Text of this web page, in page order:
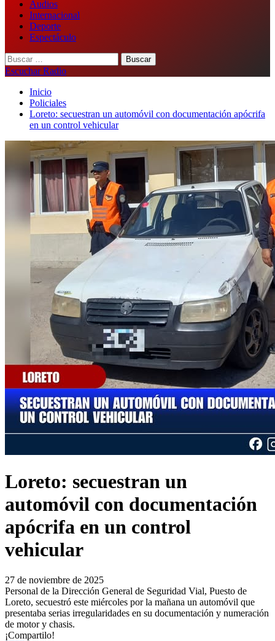
Audios
Internacional
Deporte
Espectáculo
Buscar:
Escuchar Radio
Inicio
Policiales
Loreto: secuestran un automóvil con documentación apócrifa
en un control vehicular
Loreto: secuestran un
automóvil con documentación
apócrifa en un control
vehicular
27 de noviembre de 2025
Personal de la Dirección General de Seguridad Vial, Puesto de
Loreto, secuestró este miércoles por la mañana un automóvil que
presentaba serias irregularidades en su documentación y numeración
de motor y chasis.
¡Compartilo!